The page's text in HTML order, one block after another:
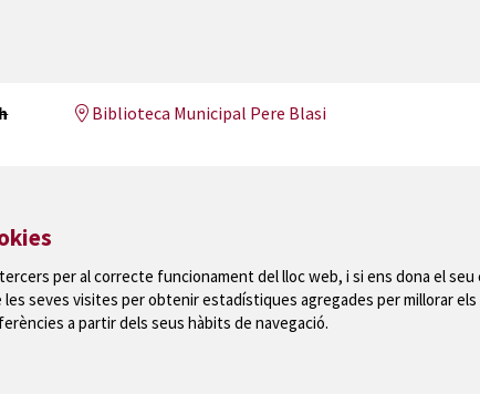
Biblioteca Municipal Pere Blasi
de Montgrí
la Vila, 1 · 17257 Torroella de Montgrí
per al correcte funcionament del lloc web, i si ens dona el
les seves visites per obtenir estadístiques agregades per millorar
a partir dels seus hàbits de navegació.